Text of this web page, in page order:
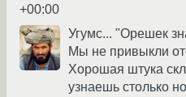
+00:00
Угумс... "Орешек
Мы не привыкли
Хорошая штука
узнаешь столько